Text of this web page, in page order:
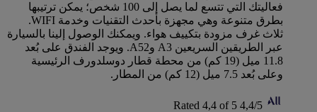
فعاليتك التي تتسع لما يصل إلى 100 شخص؛ يمكن ترتيبها
بطرق متنوعة وهي مجهزة بأحدث التقنيات وخدمة WIFI.
ثلاث غرف مزودة بتكييف هواء. ويمكنك الوصول إلينا بالسيارة
عبر الطريقين السريعين A3 وA52. ويوجد الفندق على بُعد
11.8 ميل (19 كم) من محطة قطار دوسلدورف الرئيسية
وعلى بُعد 7.5 ميل (12 كم) من المطار.
4,4/5
Rated 4,4 of 5